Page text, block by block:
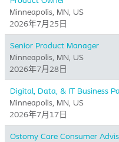
Minneapolis, MN, US
2026年7月25日
Senior Product Manager
Minneapolis, MN, US
2026年7月28日
Digital, Data, & IT Business
Minneapolis, MN, US
2026年7月17日
Ostomy Care Consumer